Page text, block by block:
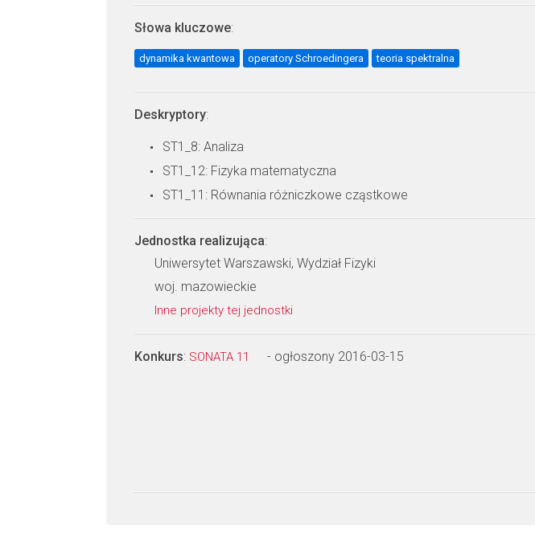
Słowa kluczowe:
dynamika kwantowa operatory Schroedingera teoria spektralna
Deskryptory:
ST1_8: Analiza
ST1_12: Fizyka matematyczna
ST1_11: Równania różniczkowe cząstkowe
Jednostka realizująca:
Uniwersytet Warszawski, Wydział Fizyki
woj. mazowieckie
Inne projekty tej jednostki
Konkurs: SONATA 11 - ogłoszony 2016-03-15